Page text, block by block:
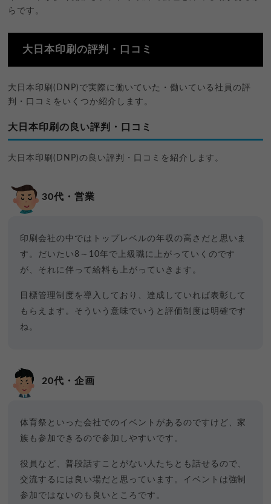
らです。
大日本印刷の評判・口コミ
大日本印刷(DNP)で実際に働いていた・働いている社員の評
判・口コミをいくつか紹介します。
大日本印刷の良い評判・口コミ
大日本印刷(DNP)の良い評判・口コミを紹介します。
30代・営業
印刷会社の中ではトップレベルの年収の高さだと思いま
す。だいたい8～10年で上級職に上がっていくのです
が、それに伴って給料も上がっていきます。
目標管理制度を導入しており、達成していれば表彰して
もらえます。そういう意味でいうと評価制度は明確です
ね。
20代・企画
体育祭といった会社でのイベントがあるのですけど、家
族も参加できるので参加しやすいです。
役員など、普段話すことがない人たちとも話せるので、
交流するには良い場だと思っています。イベントは強制
参加ではないのも良いところです。